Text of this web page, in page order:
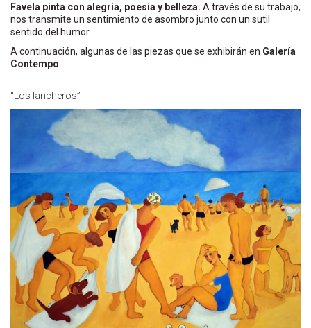
Favela pinta con alegría, poesía y belleza. A través de su trabajo,
nos transmite un sentimiento de asombro junto con un sutil
sentido del humor.
A continuación, algunas de las piezas que se exhibirán en Galería
Contempo
“Los lancheros”